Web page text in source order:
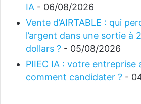
IA - 06/08/2026
Vente d’AIRTABLE : qui
l’argent dans une sortie à
dollars ? - 05/08/2026
PIIEC IA : votre
comment candidater ? -